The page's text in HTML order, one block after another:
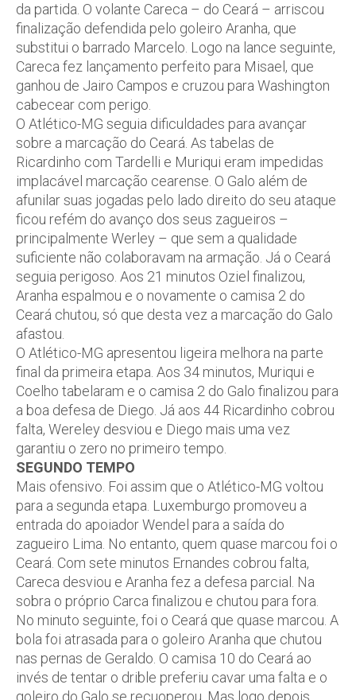
da partida. O volante Careca – do Ceará – arriscou
finalização defendida pelo goleiro Aranha, que
substitui o barrado Marcelo. Logo na lance seguinte,
Careca fez lançamento perfeito para Misael, que
ganhou de Jairo Campos e cruzou para Washington
cabecear com perigo.
O Atlético-MG seguia dificuldades para avançar
sobre a marcação do Ceará. As tabelas de
Ricardinho com Tardelli e Muriqui eram impedidas
implacável marcação cearense. O Galo além de
afunilar suas jogadas pelo lado direito do seu ataque
ficou refém do avanço dos seus zagueiros –
principalmente Werley – que sem a qualidade
suficiente não colaboravam na armação. Já o Ceará
seguia perigoso. Aos 21 minutos Oziel finalizou,
Aranha espalmou e o novamente o camisa 2 do
Ceará chutou, só que desta vez a marcação do Galo
afastou.
O Atlético-MG apresentou ligeira melhora na parte
final da primeira etapa. Aos 34 minutos, Muriqui e
Coelho tabelaram e o camisa 2 do Galo finalizou para
a boa defesa de Diego. Já aos 44 Ricardinho cobrou
falta, Wereley desviou e Diego mais uma vez
garantiu o zero no primeiro tempo.
SEGUNDO TEMPO
Mais ofensivo. Foi assim que o Atlético-MG voltou
para a segunda etapa. Luxemburgo promoveu a
entrada do apoiador Wendel para a saída do
zagueiro Lima. No entanto, quem quase marcou foi o
Ceará. Com sete minutos Ernandes cobrou falta,
Careca desviou e Aranha fez a defesa parcial. Na
sobra o próprio Carca finalizou e chutou para fora.
No minuto seguinte, foi o Ceará que quase marcou. A
bola foi atrasada para o goleiro Aranha que chutou
nas pernas de Geraldo. O camisa 10 do Ceará ao
invés de tentar o drible preferiu cavar uma falta e o
goleiro do Galo se recuoperou. Mas logo depois,